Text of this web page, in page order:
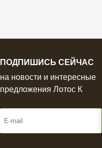
ПОДПИШИСЬ СЕЙЧАС
на новости и интересные
предложения Лотос К